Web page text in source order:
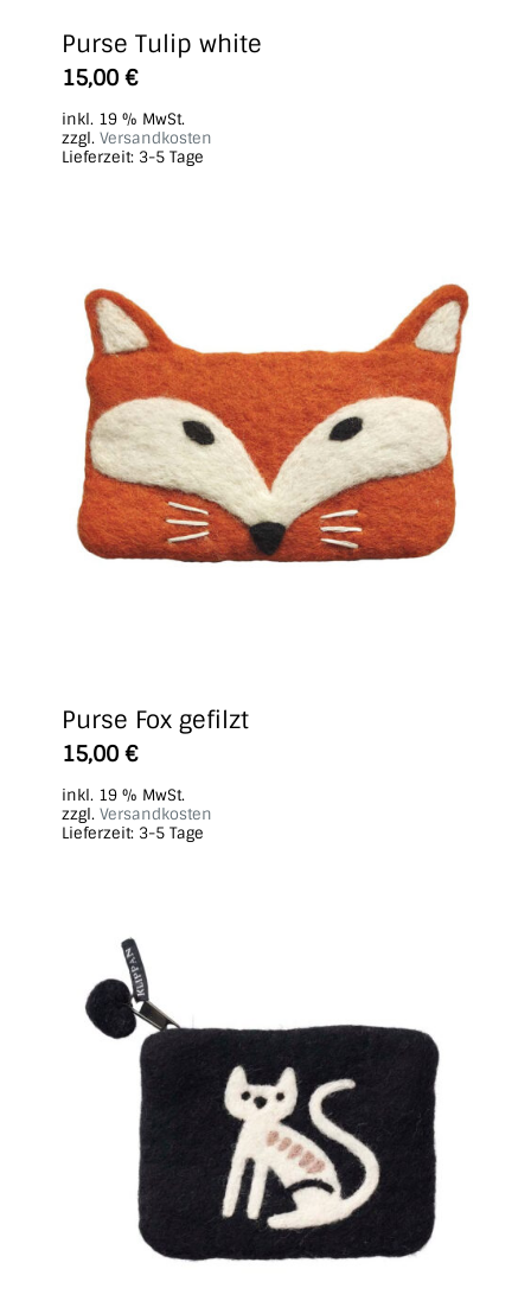
Purse Tulip white
15,00 €
inkl. 19 % MwSt.
zzgl. Versandkosten
Lieferzeit: 3-5 Tage
Purse Fox gefilzt
15,00 €
inkl. 19 % MwSt.
zzgl. Versandkosten
Lieferzeit: 3-5 Tage